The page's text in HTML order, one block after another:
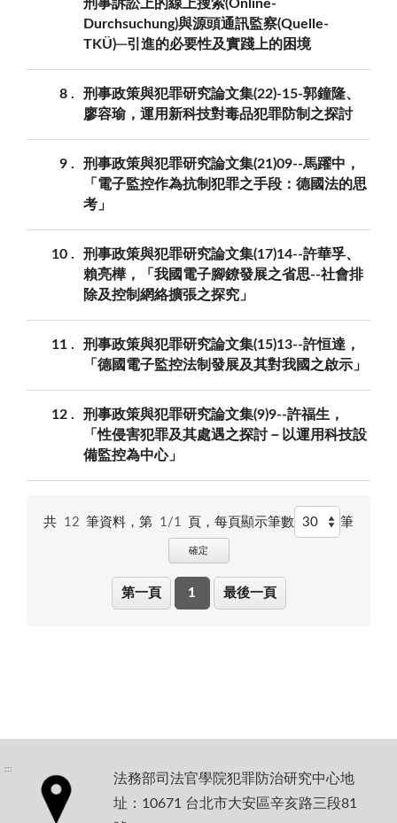
刑事訴訟上的線上搜索(Online-
Durchsuchung)與源頭通訊監察(Quelle-
TKÜ)─引進的必要性及實踐上的困境
8
刑事政策與犯罪研究論文集(22)-15-郭鐘隆、
廖容瑜，運用新科技對毒品犯罪防制之探討
9
刑事政策與犯罪研究論文集(21)09--馬躍中，
「電子監控作為抗制犯罪之手段：德國法的思
考」
10
刑事政策與犯罪研究論文集(17)14--許華孚、
賴亮樺，「我國電子腳鐐發展之省思--社會排
除及控制網絡擴張之探究」
11
刑事政策與犯罪研究論文集(15)13--許恒達，
「德國電子監控法制發展及其對我國之啟示」
12
刑事政策與犯罪研究論文集(9)9--許福生，
「性侵害犯罪及其處遇之探討－以運用科技設
備監控為中心」
共 12 筆資料，第 1/1 頁，每頁顯示筆數 筆
確定
第一頁 1 最後一頁
:::
法務部司法官學院犯罪防治研究中心地
址：10671 台北市大安區辛亥路三段81